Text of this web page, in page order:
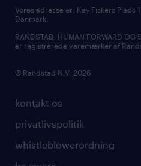
kontakt os
privatlivspolitik
whistleblowerordning
Vores adresse er: Kay Fiskers Plads
Danmark.
RANDSTAD, HUMAN FORWARD OG
er registrerede varemærker af
© Randstad N.V. 2026